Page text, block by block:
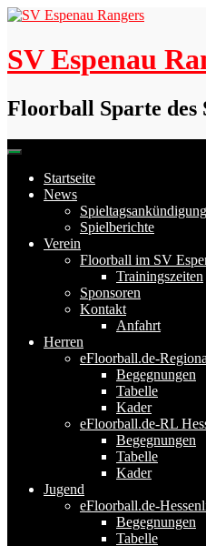
Skip
content
SV Espenau
Floorball Sparte des
Startseite
News
Spielberichte
Verein
Floorball im SV
Trainingszeiten
Sponsoren
Kontakt
Anfahrt
Herren
eFloorball.de-
Begegnungen
Tabelle
Kader
eFloorball.de-RL
Begegnungen
Tabelle
Kader
Jugend
eFloorball.de-
Begegnungen
Tabelle